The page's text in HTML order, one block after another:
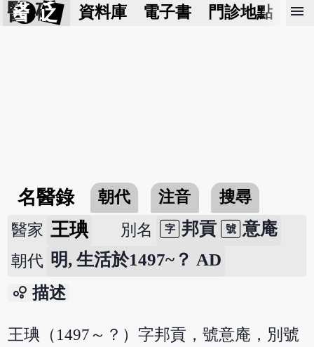
醫 砭 資料庫 電子書 門診地點 預
menu
名醫錄 朝代 注音
搜尋
醫家 王琠 別名 字 邦貢 號 意庵
朝代 明, 生活於1497~？ AD
bubble_chart 描述
王琠（1497～？）字邦貢，號意庵，別號